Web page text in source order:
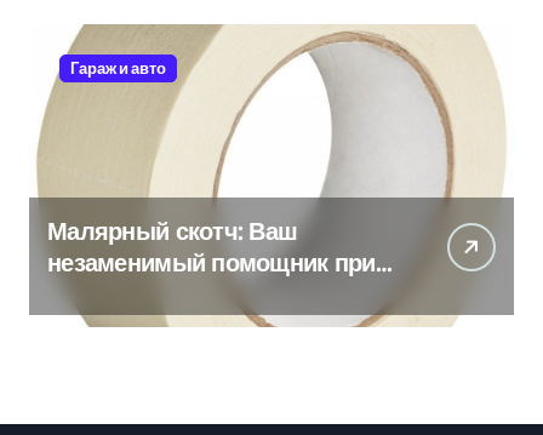
Гараж и авто
Малярный скотч: Ваш
незаменимый помощник при